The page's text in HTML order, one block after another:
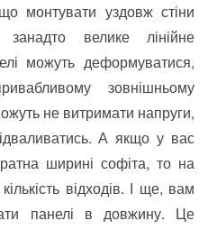
монтувати уздовж стіни
велике лінійне
можуть деформуватися,
зовнішньому
не витримати напруги,
А якщо у вас
ширині софіта, то на
відходів. І ще, вам
панелі в довжину. Це